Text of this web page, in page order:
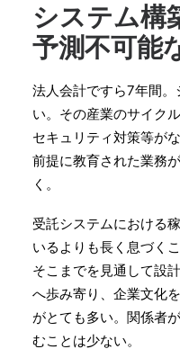
システム構
予測不可能
法人会計ですら7年間
い。その産業のサイク
セキュリティ対策等が
前提に教育された業務
く。
受託システムにおける
いるよりも長く息づくこ
そこまでを見通して設
へ歩み寄り、企業文化
がとても多い。関係者
むことは少ない。